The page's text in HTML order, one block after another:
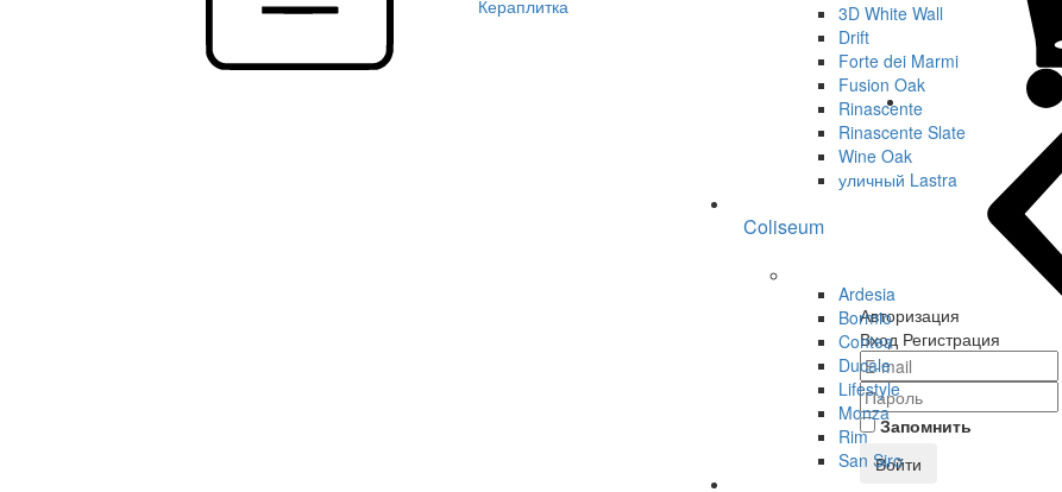
3D White Wall
Drift
Forte dei Marmi
Fusion Oak
Rinascente
Rinascente Slate
Wine Oak
уличный Lastra
Coliseum
Ardesia
Bormio
Contea
Ducale
Lifestyle
Monza
Rim
San Siro
Авторизация
Вход Регистрация
Запомнить
Войти